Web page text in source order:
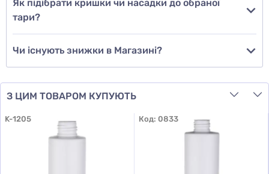
Як підібрати кришки чи насадки до обраної
тари?
Чи існують знижки в Магазині?
З ЦИМ ТОВАРОМ КУПУЮТЬ
K-1205 Код: 0833